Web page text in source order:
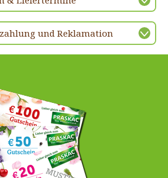
und Reklamation